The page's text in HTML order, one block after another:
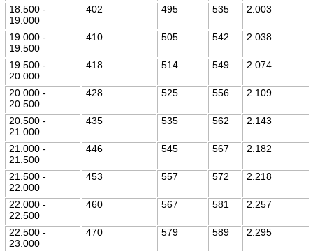
18.500 -
19.000
402 495 535 2.003
19.000 -
19.500
410 505 542 2.038
19.500 -
20.000
418 514 549 2.074
20.000 -
20.500
428 525 556 2.109
20.500 -
21.000
435 535 562 2.143
21.000 -
21.500
446 545 567 2.182
21.500 -
22.000
453 557 572 2.218
22.000 -
22.500
460 567 581 2.257
22.500 -
23.000
470 579 589 2.295